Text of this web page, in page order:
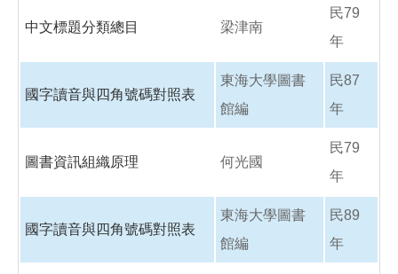
中文標題分類總目 梁津南
民79
年
國字讀音與四角號碼對照表
東海大學圖書
館編
民87
年
圖書資訊組織原理 何光國
民79
年
國字讀音與四角號碼對照表
東海大學圖書
館編
民89
年